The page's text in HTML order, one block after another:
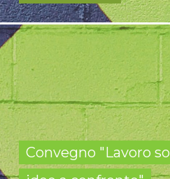
Convegno "Lavoro